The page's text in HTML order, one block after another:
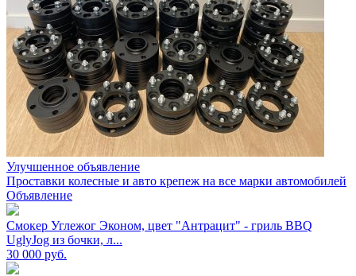
Улучшенное объявление
Проставки колесные и авто крепеж на все марки автомобилей
Объявление
Смокер Углежог Эконом, цвет "Антрацит" - гриль BBQ
UglyJog из бочки, л...
30 000 руб.